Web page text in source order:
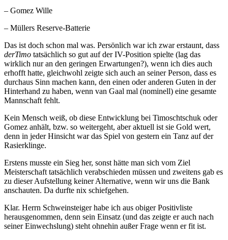
– Gomez Wille
– Müllers Reserve-Batterie
Das ist doch schon mal was. Persönlich war ich zwar erstaunt, dass
derTimo tatsächlich so gut auf der IV-Position spielte (lag das
wirklich nur an den geringen Erwartungen?), wenn ich dies auch
erhofft hatte, gleichwohl zeigte sich auch an seiner Person, dass es
durchaus Sinn machen kann, den einen oder anderen Guten in der
Hinterhand zu haben, wenn van Gaal mal (nominell) eine gesamte
Mannschaft fehlt.
Kein Mensch weiß, ob diese Entwicklung bei Timoschtschuk oder
Gomez anhält, bzw. so weitergeht, aber aktuell ist sie Gold wert,
denn in jeder Hinsicht war das Spiel von gestern ein Tanz auf der
Rasierklinge.
Erstens musste ein Sieg her, sonst hätte man sich vom Ziel
Meisterschaft tatsächlich verabschieden müssen und zweitens gab es
zu dieser Aufstellung keiner Alternative, wenn wir uns die Bank
anschauten. Da durfte nix schiefgehen.
Klar. Herrn Schweinsteiger habe ich aus obiger Positivliste
herausgenommen, denn sein Einsatz (und das zeigte er auch nach
seiner Einwechslung) steht ohnehin außer Frage wenn er fit ist.